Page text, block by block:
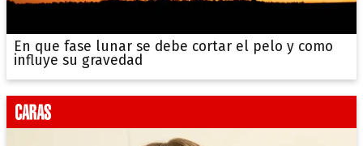
En que fase lunar se debe cortar el pelo y como
influye su gravedad